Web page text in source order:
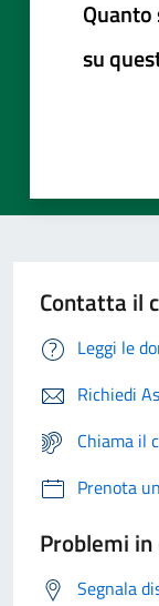
su
Contatta il
Leggi le
Richiedi
Chiama il
Prenota
Problemi
Segnala